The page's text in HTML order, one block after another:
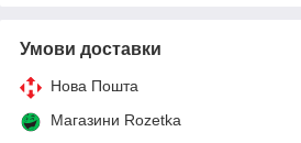
Умови доставки
Нова Пошта
Магазини Rozetka